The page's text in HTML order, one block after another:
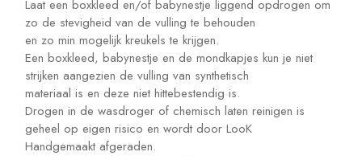
Laat een boxkleed en/of babynestje liggend opdrogen om
zo de stevigheid van de vulling te behouden
en zo min mogelijk kreukels te krijgen.
Een boxkleed, babynestje en de mondkapjes kun je niet
strijken aangezien de vulling van synthetisch
materiaal is en deze niet hittebestendig is.
Drogen in de wasdroger of chemisch laten reinigen is
geheel op eigen risico en wordt door LooK
Handgemaakt afgeraden.